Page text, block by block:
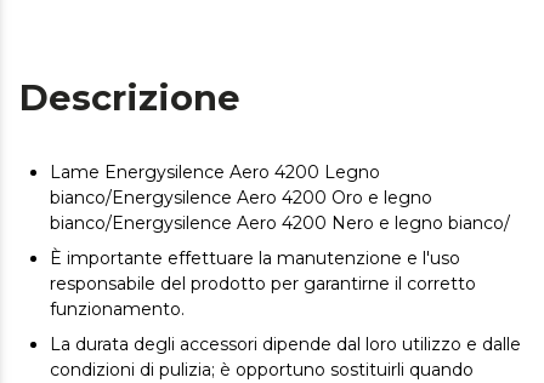
Descrizione
Lame Energysilence Aero 4200 Legno
bianco/Energysilence Aero 4200 Oro e legno
bianco/Energysilence Aero 4200 Nero e legno bianco/
È importante effettuare la manutenzione e l'uso
responsabile del prodotto per garantirne il corretto
funzionamento.
La durata degli accessori dipende dal loro utilizzo e dalle
condizioni di pulizia; è opportuno sostituirli quando